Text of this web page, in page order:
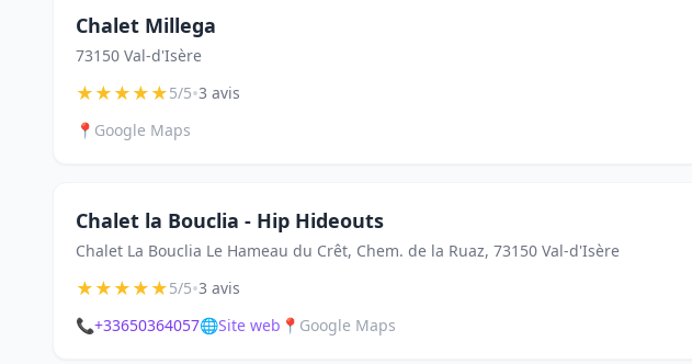
Chalet Millega
73150 Val-d'Isère
★★★★★5/5•3 avis
📍 Google Maps
Chalet la Bouclia - Hip Hideouts
Chalet La Bouclia Le Hameau du Crêt, Chem. de la Ruaz, 73150 Val-d'Isère
★★★★★5/5•3 avis
📞+33650364057🌐Site web 📍 Google Maps